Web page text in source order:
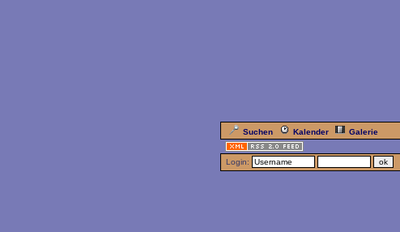
Suchen Kalender Galerie
Login: